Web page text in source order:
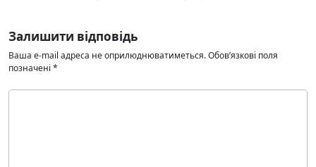
Залишити відповідь
Ваша e-mail адреса не оприлюднюватиметься.Обов’язкові поля
позначені *